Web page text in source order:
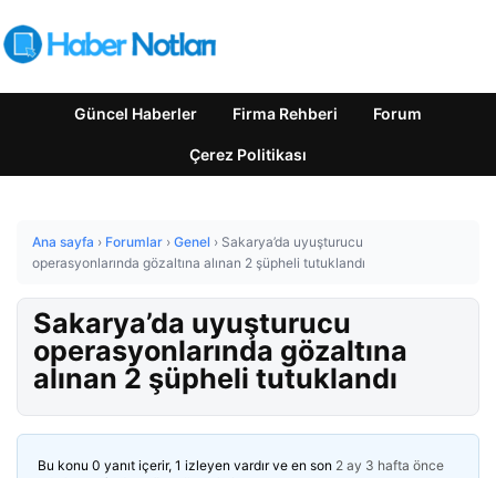
Güncel Haberler Firma Rehberi Forum
Çerez Politikası
Ana sayfa › Forumlar › Genel › Sakarya’da uyuşturucu
operasyonlarında gözaltına alınan 2 şüpheli tutuklandı
Sakarya’da uyuşturucu
operasyonlarında gözaltına
alınan 2 şüpheli tutuklandı
Bu konu 0 yanıt içerir, 1 izleyen vardır ve en son 2 ay 3 hafta önce